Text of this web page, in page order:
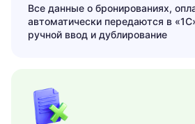
Все данные о бронированиях,
автоматически передаются в
ручной ввод и дублирование